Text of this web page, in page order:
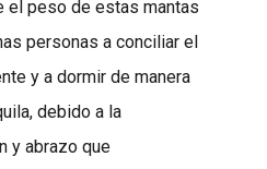
el peso de estas mantas
personas a conciliar el
y a dormir de manera
debido a la
y abrazo que